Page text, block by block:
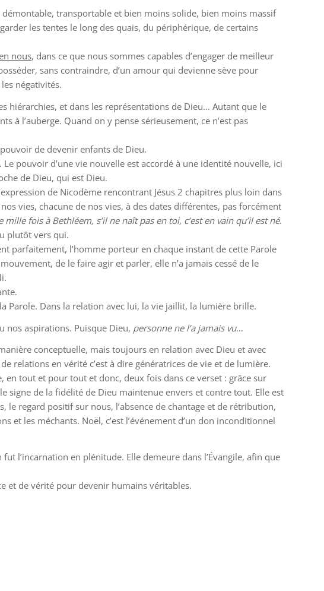
transportable et bien moins solide, bien moins massif
les tentes le long des quais, du périphérique, de certains
en nous, dans ce que nous sommes capables d’engager de meilleur
sans contraindre, d’un amour qui devienne sève pour
négativités.
hiérarchies, et dans les représentations de Dieu… Autant que le
à l’auberge. Quand on y pense sérieusement, ce n’est pas
de devenir enfants de Dieu.
pouvoir d’une vie nouvelle est accordé à une identité nouvelle, ici
de Dieu, qui est Dieu.
de Nicodème rencontrant Jésus 2 chapitres plus loin dans
vies, chacune de nos vies, à des dates différentes, pas forcément
mille fois à Bethléem, s’il ne naît pas en toi, c’est en vain qu’il est né.
plutôt vers qui.
parfaitement, l’homme porteur en chaque instant de cette Parole
de le faire agir et parler, elle n’a jamais cessé de le
Parole. Dans la relation avec lui, la vie jaillit, la lumière brille.
nos aspirations. Puisque Dieu, personne ne l’a jamais vu…
conceptuelle, mais toujours en relation avec Dieu et avec
relations en vérité c’est à dire génératrices de vie et de lumière.
en tout et pour tout et donc, deux fois dans ce verset : grâce sur
signe de la fidélité de Dieu maintenue envers et contre tout. Elle est
regard positif sur nous, l’absence de chantage et de rétribution,
et les méchants. Noël, c’est l’événement d’un don inconditionnel
l’incarnation en plénitude. Elle demeure dans l’Évangile, afin que
et de vérité pour devenir humains véritables.